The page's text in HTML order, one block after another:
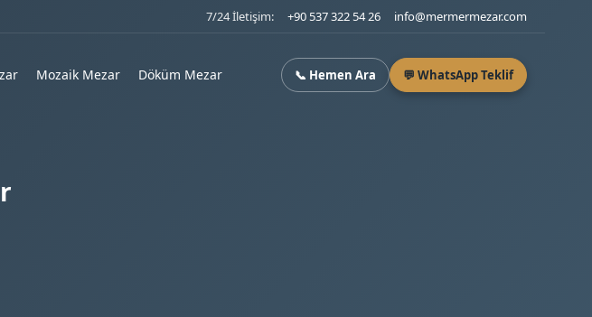
7/24 İletişim: +90 537 322 54 26 info@mermermezar.com
Mozaik Mezar Döküm Mezar 📞 Hemen Ara 💬 WhatsApp Teklif